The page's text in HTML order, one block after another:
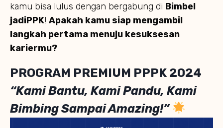
kamu bisa lulus dengan bergabung di Bimbel
jadiPPK! Apakah kamu siap mengambil
langkah pertama menuju kesuksesan
kariermu?
PROGRAM PREMIUM PPPK 2024
“Kami Bantu, Kami Pandu, Kami
Bimbing Sampai Amazing!”